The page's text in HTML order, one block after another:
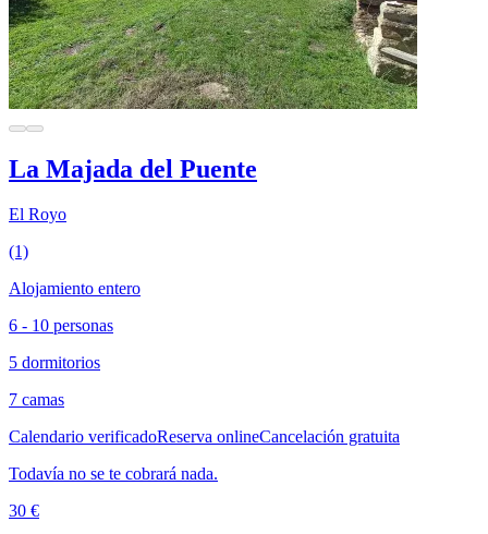
La Majada del Puente
El Royo
(1)
Alojamiento entero
6 - 10 personas
5 dormitorios
7 camas
Calendario verificadoReserva onlineCancelación gratuita
Todavía no se te cobrará nada.
30 €